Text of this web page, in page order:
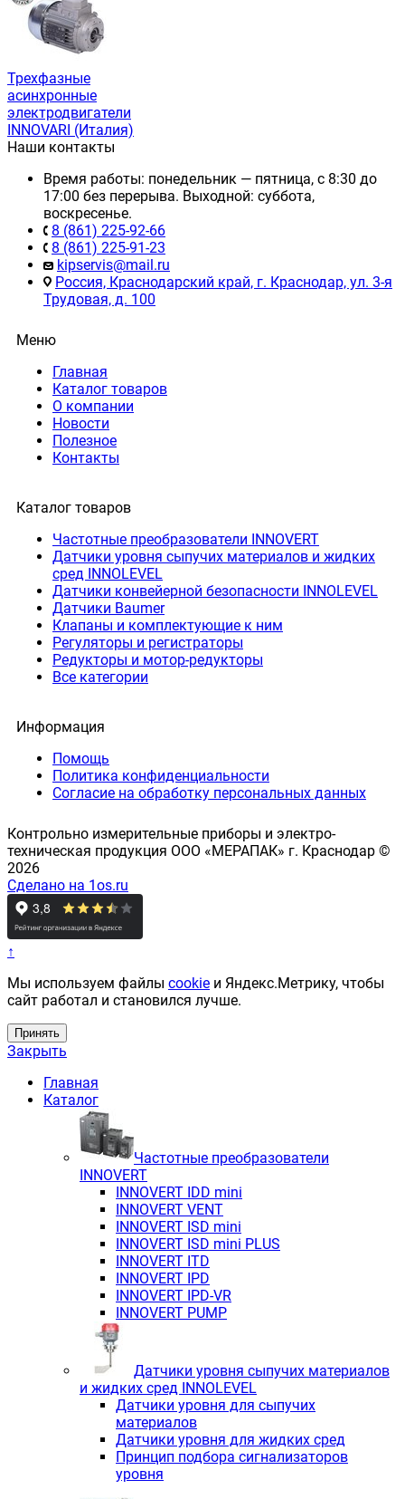
Трехфазные
асинхронные
электродвигатели
INNOVARI (Италия)
Наши контакты
Время работы: понедельник — пятница, с 8:30 до
17:00 без перерыва. Выходной: суббота,
воскресенье.
8 (861) 225-92-66
8 (861) 225-91-23
kipservis@mail.ru
Россия, Краснодарский край, г. Краснодар, ул. 3-я
Трудовая, д. 100
Меню
Главная
Каталог товаров
О компании
Новости
Полезное
Контакты
Каталог товаров
Частотные преобразователи INNOVERT
Датчики уровня сыпучих материалов и жидких
сред INNOLEVEL
Датчики конвейерной безопасности INNOLEVEL
Датчики Baumer
Клапаны и комплектующие к ним
Регуляторы и регистраторы
Редукторы и мотор-редукторы
Все категории
Информация
Помощь
Политика конфиденциальности
Согласие на обработку персональных данных
Контрольно измерительные приборы и электро-
техническая продукция ООО «МЕРАПАК» г. Краснодар ©
2026
Сделано на 1os.ru
↑
Мы используем файлы cookie и Яндекс.Метрику, чтобы
сайт работал и становился лучше.
Принять
Закрыть
Главная
Каталог
Частотные преобразователи
INNOVERT
INNOVERT IDD mini
INNOVERT VENT
INNOVERT ISD mini
INNOVERT ISD mini PLUS
INNOVERT ITD
INNOVERT IРD
INNOVERT IРD-VR
INNOVERT PUMP
Датчики уровня сыпучих материалов
и жидких сред INNOLEVEL
Датчики уровня для сыпучих
материалов
Датчики уровня для жидких сред
Принцип подбора сигнализаторов
уровня